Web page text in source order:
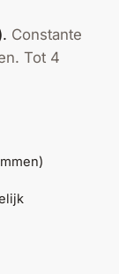
. Constante
Tot 4